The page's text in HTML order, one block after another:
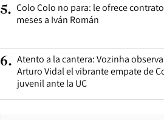
5. Colo Colo no para: le ofrece
meses a Iván Román
6. Atento a la cantera: Vozinha
Arturo Vidal el vibrante empate de
juvenil ante la UC